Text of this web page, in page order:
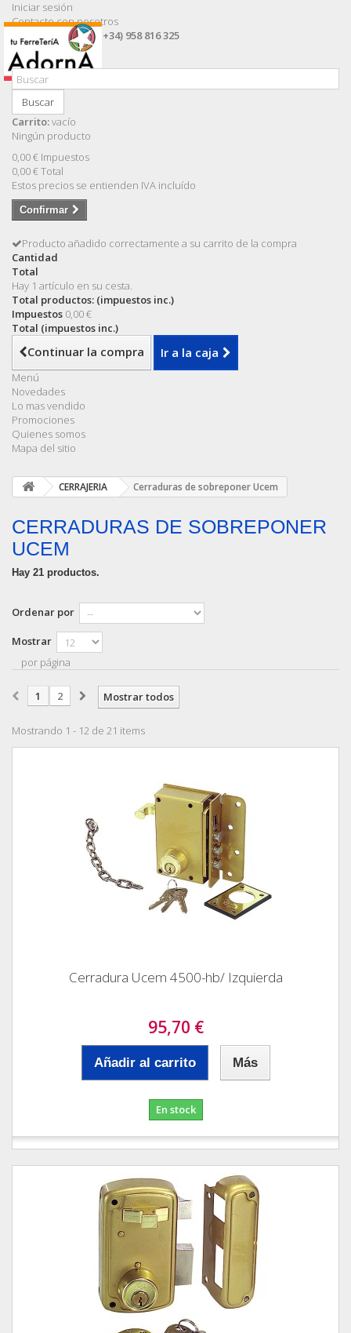
Iniciar sesión
Contacte con nosotros
Llámanos ahora: (+34) 958 816 325
Buscar
Carrito:vacío
Ningún producto
0,00 € Impuestos
0,00 €Total
Estos precios se entienden IVA incluído
Confirmar
Producto añadido correctamente a su carrito de la compra
Cantidad
Total
Hay 1 artículo en su cesta.
Total productos: (impuestos inc.)
Impuestos 0,00 €
Total (impuestos inc.)
Continuar la compra Ir a la caja
Menú
Novedades
Lo mas vendido
Promociones
Quienes somos
Mapa del sitio
CERRAJERIA Cerraduras de sobreponer Ucem
CERRADURAS DE SOBREPONER
UCEM
Hay 21 productos.
Ordenar por
Mostrar
por página
Mostrar todos
1 2
Mostrando 1 - 12 de 21 items
Cerradura Ucem 4500-hb/ Izquierda
95,70 €
Añadir al carrito Más
En stock